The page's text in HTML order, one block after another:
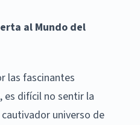
al Mundo del
las fascinantes
es difícil no sentir la
universo de